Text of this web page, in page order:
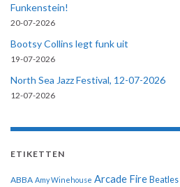
Funkenstein!
20-07-2026
Bootsy Collins legt funk uit
19-07-2026
North Sea Jazz Festival, 12-07-2026
12-07-2026
ETIKETTEN
ABBA Amy Winehouse Arcade Fire Beatles